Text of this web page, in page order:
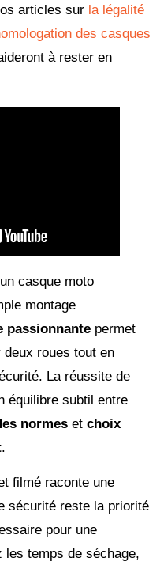
articles sur la légalité
des casques
à rester en
casque moto
montage
passionnante permet
roues tout en
La réussite de
équilibre subtil entre
normes et choix
.
filmé raconte une
sécurité reste la priorité
pour une
les temps de séchage,